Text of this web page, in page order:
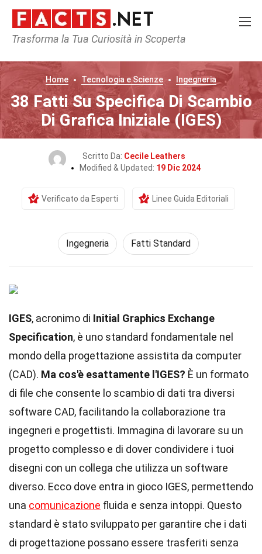
Trasforma la Tua Curiosità in Scoperta
Home Tecnologia e Scienze Ingegneria
38 Fatti Su Specifica Di Scambio
Di Grafica Iniziale (IGES)
Scritto Da: Cecile Leathers
Modified & Updated: 19 Dic 2024
Verificato da Esperti Linee Guida Editoriali
Ingegneria Fatti Standard
IGES, acronimo di Initial Graphics Exchange
Specification, è uno standard fondamentale nel
mondo della progettazione assistita da computer
(CAD). Ma cos'è esattamente l'IGES? È un formato
di file che consente lo scambio di dati tra diversi
software CAD, facilitando la collaborazione tra
ingegneri e progettisti. Immagina di lavorare su un
progetto complesso e di dover condividere i tuoi
disegni con un collega che utilizza un software
diverso. Ecco dove entra in gioco IGES, permettendo
una comunicazione fluida e senza intoppi. Questo
standard è stato sviluppato per garantire che i dati
di progettazione possano essere trasferiti senza